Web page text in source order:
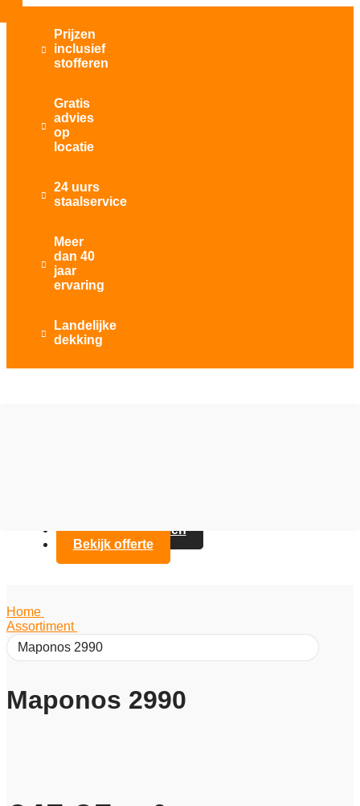

Prijzen
inclusief
stofferen

Gratis
advies
op
locatie

24 uurs
staalservice

Meer
dan 40
jaar
ervaring

Landelijke
dekking
Contact opnemen
Bekijk offerte
Home
Assortiment
Maponos 2990
Maponos 2990